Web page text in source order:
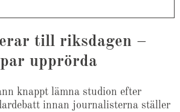
till riksdagen –
upprörda
knappt lämna studion efter
innan journalisterna ställer